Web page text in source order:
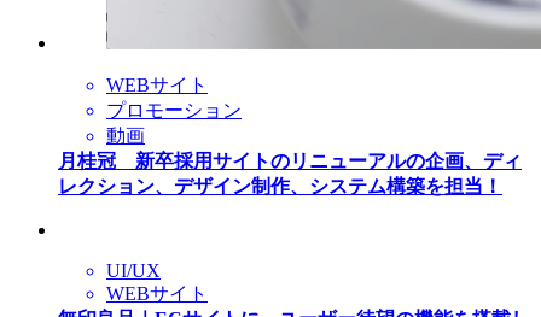
WEBサイト
プロモーション
動画
月桂冠 新卒採用サイトのリニューアルの企画、ディ
レクション、デザイン制作、システム構築を担当！
UI/UX
WEBサイト